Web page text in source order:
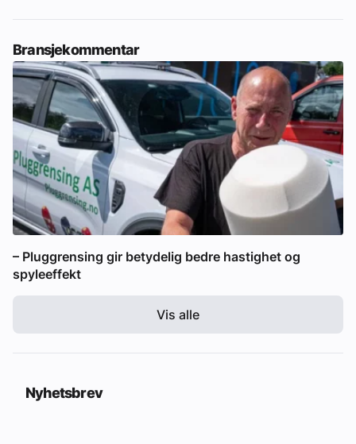
Bransjekommentar
– Pluggrensing gir betydelig bedre hastighet og
spyleeffekt
Vis alle
Nyhetsbrev